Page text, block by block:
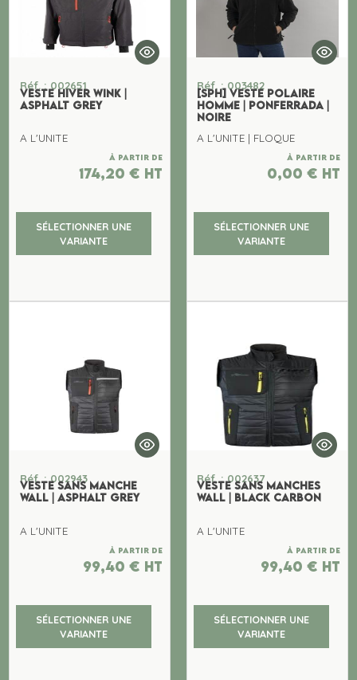
Réf. : 002651
VESTE HIVER WINK |
ASPHALT GREY
A L'UNITE
À partir de
174,20 € ht
SÉLECTIONNER UNE
VARIANTE
Réf. : 003482
[SPH] VESTE POLAIRE
HOMME | PONFERRADA |
NOIRE
A L'UNITE | FLOQUE
À partir de
0,00 € ht
SÉLECTIONNER UNE
VARIANTE
Réf. : 002943
VESTE SANS MANCHE
WALL | ASPHALT GREY
A L'UNITE
À partir de
99,40 € ht
SÉLECTIONNER UNE
VARIANTE
Réf. : 002637
VESTE SANS MANCHES
WALL | BLACK CARBON
A L'UNITE
À partir de
99,40 € ht
SÉLECTIONNER UNE
VARIANTE